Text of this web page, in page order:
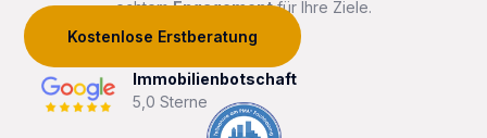
echtemEngagementfür Ihre Ziele.
Kostenlose Erstberatung
Immobilienbotschaft
5,0 Sterne